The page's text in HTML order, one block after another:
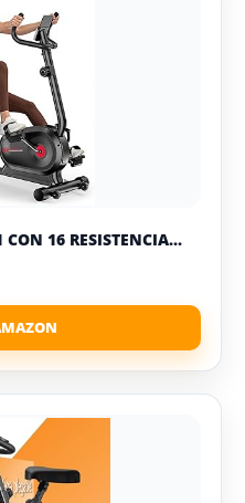
CON 16 RESISTENCIA...